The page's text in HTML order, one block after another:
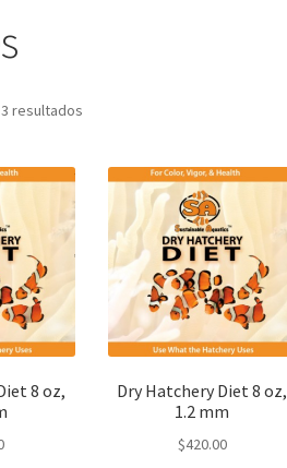
resultados
8 oz,
Dry Hatchery Diet 8 oz,
1.2 mm
$420.00